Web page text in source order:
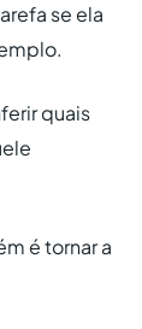
se ela
quais
é tornar a